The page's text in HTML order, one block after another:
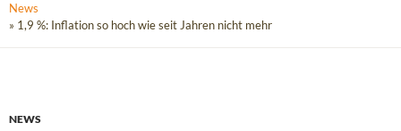
News
» 1,9 %: Inflation so hoch wie seit Jahren nicht mehr
NEWS